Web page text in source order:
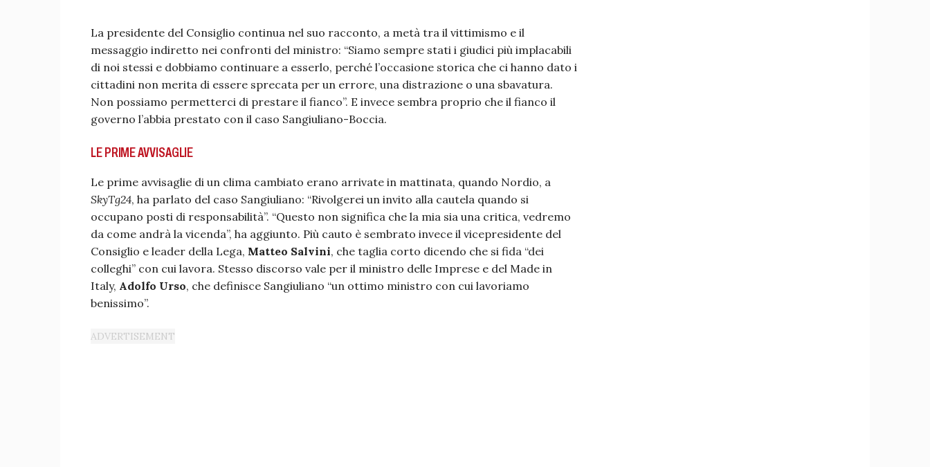
La presidente del Consiglio continua nel suo racconto, a metà tra il vittimismo e il
messaggio indiretto nei confronti del ministro: “Siamo sempre stati i giudici più implacabili
di noi stessi e dobbiamo continuare a esserlo, perché l’occasione storica che ci hanno dato i
cittadini non merita di essere sprecata per un errore, una distrazione o una sbavatura.
Non possiamo permetterci di prestare il fianco”. E invece sembra proprio che il fianco il
governo l’abbia prestato con il caso Sangiuliano-Boccia.
LE PRIME AVVISAGLIE
Le prime avvisaglie di un clima cambiato erano arrivate in mattinata, quando Nordio, a
SkyTg24, ha parlato del caso Sangiuliano: “Rivolgerei un invito alla cautela quando si
occupano posti di responsabilità”. “Questo non significa che la mia sia una critica, vedremo
da come andrà la vicenda”, ha aggiunto. Più cauto è sembrato invece il vicepresidente del
Consiglio e leader della Lega, Matteo Salvini, che taglia corto dicendo che si fida “dei
colleghi” con cui lavora. Stesso discorso vale per il ministro delle Imprese e del Made in
Italy, Adolfo Urso, che definisce Sangiuliano “un ottimo ministro con cui lavoriamo
benissimo”.